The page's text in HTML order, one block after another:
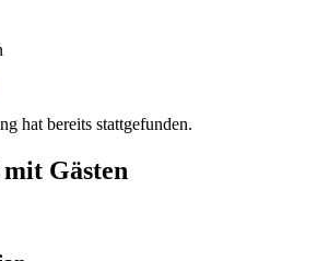
hat bereits stattgefunden.
Gästen